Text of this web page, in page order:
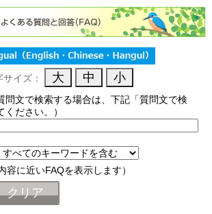
サイズ：
問文で検索する場合は、下記「質問文で検
ださい。）
容に近いFAQを表示します）